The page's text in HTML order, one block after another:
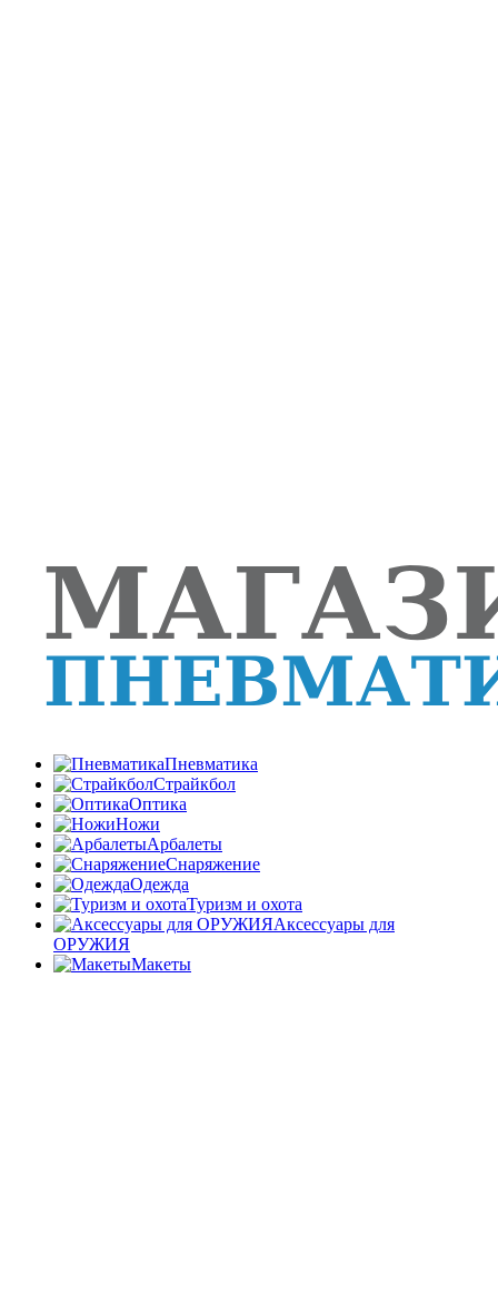
Пневматика
Страйкбол
Оптика
Ножи
Арбалеты
Снаряжение
Одежда
Туризм и охота
Аксессуары для
ОРУЖИЯ
Макеты